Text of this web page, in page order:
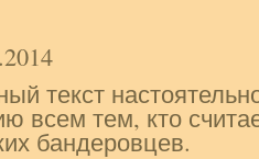
текст
всем тем, кто
бандеровцев.